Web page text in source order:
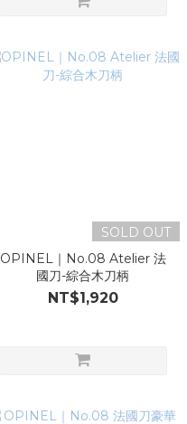
SOLD OUT
OPINEL｜No.08 Atelier 法
國刀-綜合木刀柄
NT$1,920